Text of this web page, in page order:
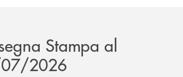
Stampa al
2026